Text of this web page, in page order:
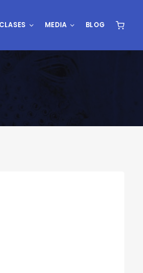
CLASES MEDIA BLOG